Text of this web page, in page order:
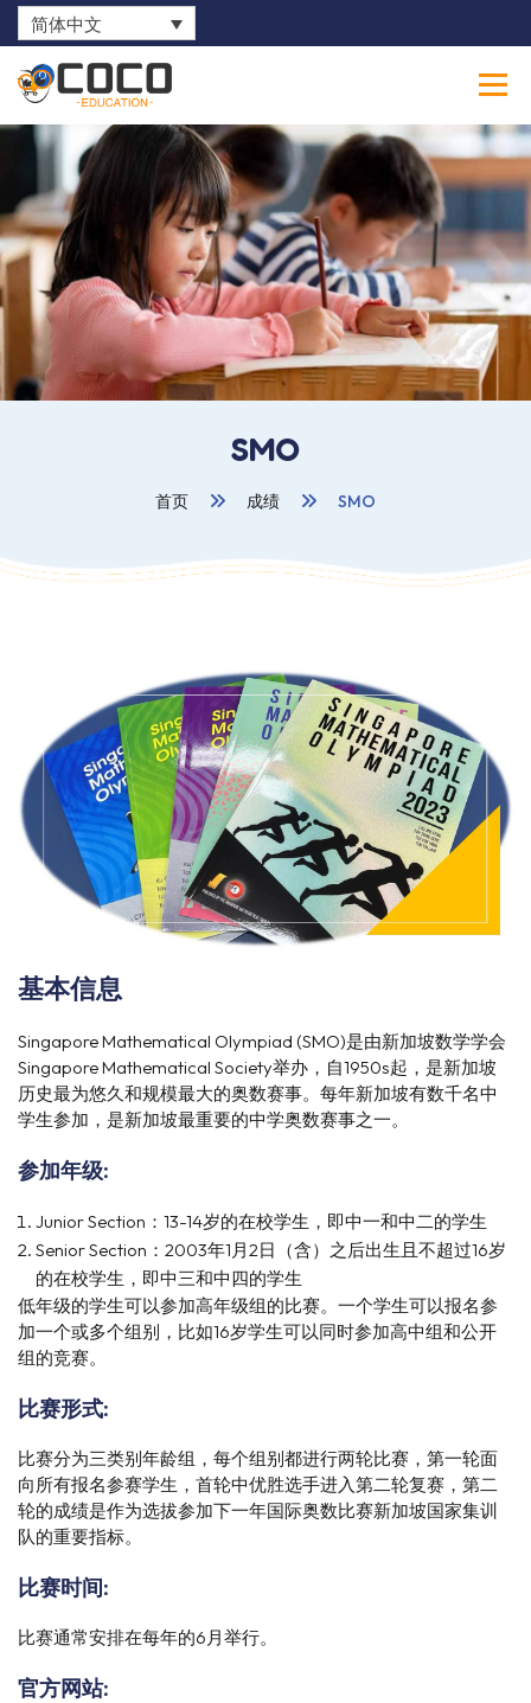
简体中文
0
SMO
首页 成绩 SMO
基本信息
Singapore Mathematical Olympiad (SMO)是由新加坡数学学会
Singapore Mathematical Society举办，自1950s起，是新加坡
历史最为悠久和规模最大的奥数赛事。每年新加坡有数千名中
学生参加，是新加坡最重要的中学奥数赛事之一。
参加年级:
Junior Section：13-14岁的在校学生，即中一和中二的学生
Senior Section：2003年1月2日（含）之后出生且不超过16岁
的在校学生，即中三和中四的学生
低年级的学生可以参加高年级组的比赛。一个学生可以报名参
加一个或多个组别，比如16岁学生可以同时参加高中组和公开
组的竞赛。
比赛形式:
比赛分为三类别年龄组，每个组别都进行两轮比赛，第一轮面
向所有报名参赛学生，首轮中优胜选手进入第二轮复赛，第二
轮的成绩是作为选拔参加下一年国际奥数比赛新加坡国家集训
队的重要指标。
比赛时间:
比赛通常安排在每年的6月举行。
官方网站: